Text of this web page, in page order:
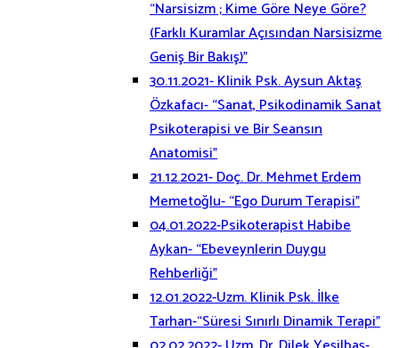
“Narsisizm ; Kime Göre Neye Göre?
(Farklı Kuramlar Açısından Narsisizme
Geniş Bir Bakış)”
30.11.2021- Klinik Psk. Aysun Aktaş
Özkafacı- “Sanat, Psikodinamik Sanat
Psikoterapisi ve Bir Seansın
Anatomisi”
21.12.2021- Doç. Dr. Mehmet Erdem
Memetoğlu- “Ego Durum Terapisi”
04.01.2022-Psikoterapist Habibe
Aykan- “Ebeveynlerin Duygu
Rehberliği”
12.01.2022-Uzm. Klinik Psk. İlke
Tarhan-“Süresi Sınırlı Dinamik Terapi”